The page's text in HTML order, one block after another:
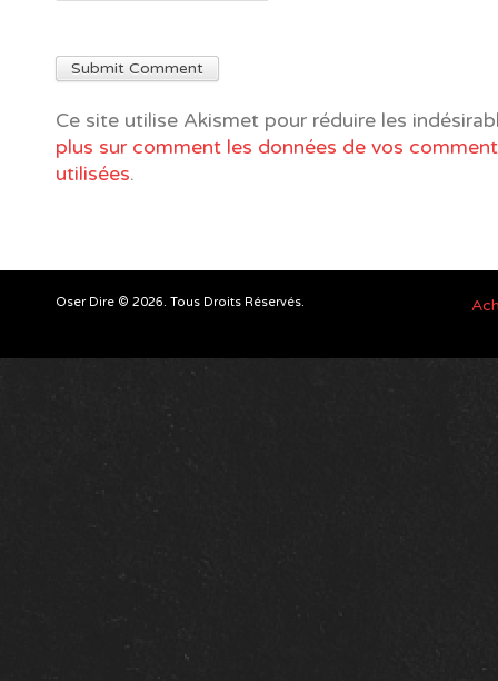
Ce site utilise Akismet pour réduire les
plus sur comment les données de vos
utilisées.
Oser Dire © 2026. Tous Droits Réservés.